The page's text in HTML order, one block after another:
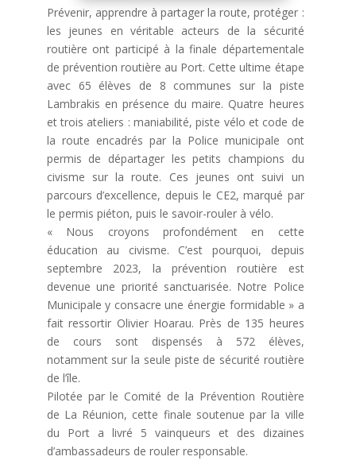
Prévenir, apprendre à partager la route, protéger :
les jeunes en véritable acteurs de la sécurité
routière ont participé à la finale départementale
de prévention routière au Port. Cette ultime étape
avec 65 élèves de 8 communes sur la piste
Lambrakis en présence du maire. Quatre heures
et trois ateliers : maniabilité, piste vélo et code de
la route encadrés par la Police municipale ont
permis de départager les petits champions du
civisme sur la route. Ces jeunes ont suivi un
parcours d’excellence, depuis le CE2, marqué par
le permis piéton, puis le savoir-rouler à vélo.
« Nous croyons profondément en cette
éducation au civisme. C’est pourquoi, depuis
septembre 2023, la prévention routière est
devenue une priorité sanctuarisée. Notre Police
Municipale y consacre une énergie formidable » a
fait ressortir Olivier Hoarau. Près de 135 heures
de cours sont dispensés à 572 élèves,
notamment sur la seule piste de sécurité routière
de l’île.
Pilotée par le Comité de la Prévention Routière
de La Réunion, cette finale soutenue par la ville
du Port a livré 5 vainqueurs et des dizaines
d’ambassadeurs de rouler responsable.